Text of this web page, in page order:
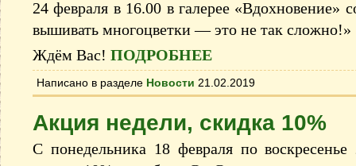
24 февраля в 16.00 в галерее «Вдохновение»
вышивать многоцветки — это не так сложно!»
Ждём Вас! ПОДРОБНЕЕ
Написано в разделе Новости 21.02.2019
Акция недели, скидка 10%
С понедельника 18 февраля по воскресенье